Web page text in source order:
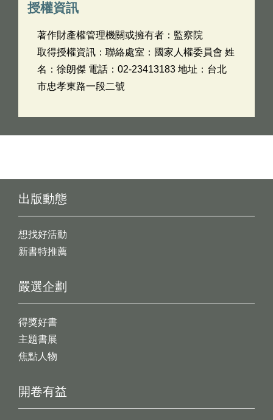
授權資訊
著作財產權管理機關或擁有者：監察院
取得授權資訊：聯絡處室：國家人權委員會 姓
名：徐朗傑 電話：02-23413183 地址：台北
市忠孝東路一段二號
出版動態
想找好活動
新書特推薦
開卷有益
嚴選企劃
得獎好書
主題書展
焦點人物